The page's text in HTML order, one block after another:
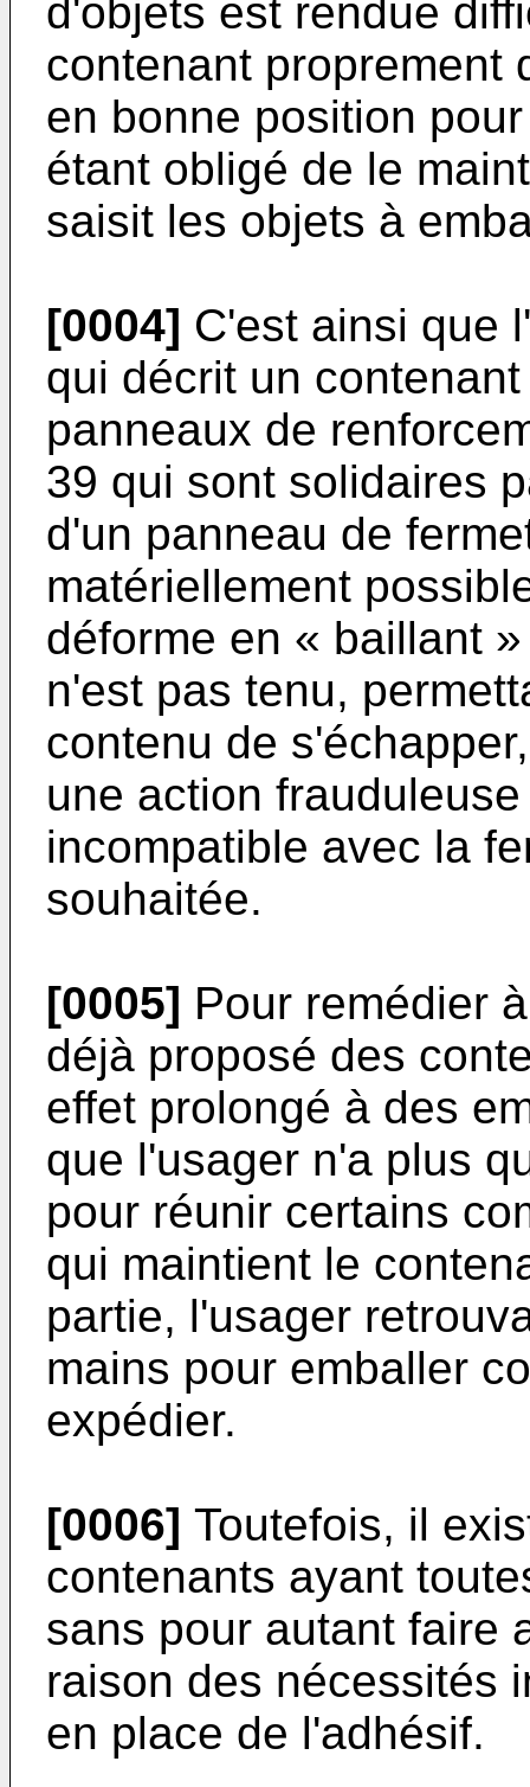
d'objets est rendue
contenant proprement
en bonne position
étant obligé de le
saisit les objets à
[0004] C'est ainsi que
qui décrit un
panneaux de
39 qui sont solidaires
d'un panneau de
matériellement
déforme en « baillant
n'est pas tenu,
contenu de
une action
incompatible avec la
souhaitée.
[0005] Pour remédier
déjà proposé des
effet prolongé à des
que l'usager n'a plus
pour réunir certains
qui maintient le
partie, l'usager
mains pour emballer
expédier.
[0006] Toutefois, il
contenants ayant
sans pour autant faire
raison des nécessités
en place de l'adhésif.